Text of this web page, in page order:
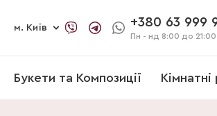
м. Київ +380 63 999
Пн - нд 8:00 до 21:00
Букети та Композиції